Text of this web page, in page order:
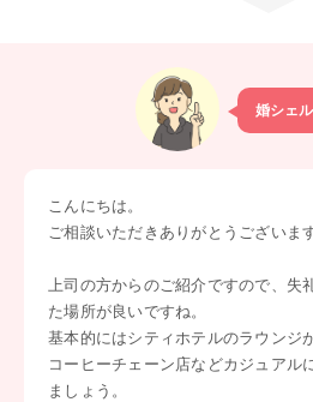
婚シェ
こんにちは。
ご相談いただきありがとうございます
上司の方からのご紹介ですので、失
た場所が良いですね。
基本的にはシティホテルのラウンジ
コーヒーチェーン店などカジュアル
ましょう。